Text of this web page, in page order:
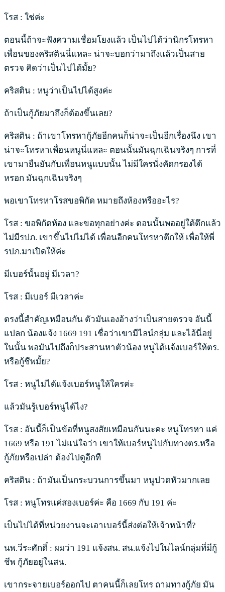
โรส : ใช่ค่ะ
ตอนนี้ถ้าจะฟังความเชื่อมโยงแล้ว เป็นไปได้ว่านิกรโทรหา
เพื่อนของคริสตินนี่แหละ น่าจะบอกว่ามาถึงแล้วเป็นสาย
ตรวจ คิดว่าเป็นไปได้มั้ย?
คริสติน : หนูว่าเป็นไปได้สูงค่ะ
ถ้าเป็นกู้ภัยมาถึงก็ต้องขึ้นเลย?
คริสติน : ถ้าเขาโทรหากู้ภัยอีกคนก็น่าจะเป็นอีกเรื่องนึง เขา
น่าจะโทรหาเพื่อนหนูนี่แหละ ตอนนั้นมันฉุกเฉินจริงๆ การที่
เขามายืนยันกับเพื่อนหนูแบบนั้น ไม่มีใครนั่งคัดกรองได้
หรอก มันฉุกเฉินจริงๆ
พอเขาโทรหาโรสขอพิกัด หมายถึงห้องหรืออะไร?
โรส : ขอพิกัดห้อง และขอทุกอย่างค่ะ ตอนนั้นพออยู่ใต้ตึกแล้ว
ไม่มีรปภ. เขาขึ้นไปไม่ได้ เพื่อนอีกคนโทรหาตึกให้ เพื่อให้พี่
รปภ.มาเปิดให้ค่ะ
มีเบอร์นั้นอยู่ มีเวลา?
โรส : มีเบอร์ มีเวลาค่ะ
ตรงนี้สำคัญเหมือนกัน ตัวมันเองอ้างว่าเป็นสายตรวจ อันนี้
แปลก น้องแจ้ง 1669 191 เชื่อว่าเขามีไลน์กลุ่ม และไอ้นี่อยู่
ในนั้น พอมันไปถึงก็ประสานหาตัวน้อง หนูได้แจ้งเบอร์ให้ตร.
หรือกู้ชีพมั้ย?
โรส : หนูไม่ได้แจ้งเบอร์หนูให้ใครค่ะ
แล้วมันรู้เบอร์หนูได้ไง?
โรส : อันนี้ก็เป็นข้อที่หนูสงสัยเหมือนกันนะคะ หนูโทรหา แค่
1669 หรือ 191 ไม่แน่ใจว่า เขาให้เบอร์หนูไปกับทางตร.หรือ
กู้ภัยหรือเปล่า ต้องไปดูอีกที
คริสติน : ถ้ามันเป็นกระบวนการขึ้นมา หนูปวดหัวมากเลย
โรส : หนูโทรแค่สองเบอร์ค่ะ คือ 1669 กับ 191 ค่ะ
เป็นไปได้ที่หน่วยงานจะเอาเบอร์นี้ส่งต่อให้เจ้าหน้าที่?
นพ.วีระศักดิ์ : ผมว่า 191 แจ้งสน. สน.แจ้งไปในไลน์กลุ่มที่มีกู้
ชีพ กู้ภัยอยู่ในสน.
เขากระจายเบอร์ออกไป ตาคนนี้ก็เลยโทร ถามทางกู้ภัย มัน